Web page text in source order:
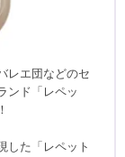
レエ団などのセ
ンド「レペッ
した「レペット